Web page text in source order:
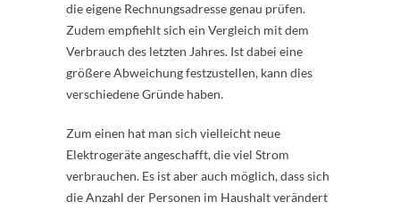
die eigene Rechnungsadresse genau prüfen.
Zudem empfiehlt sich ein Vergleich mit dem
Verbrauch des letzten Jahres. Ist dabei eine
größere Abweichung festzustellen, kann dies
verschiedene Gründe haben.
Zum einen hat man sich vielleicht neue
Elektrogeräte angeschafft, die viel Strom
verbrauchen. Es ist aber auch möglich, dass sich
die Anzahl der Personen im Haushalt verändert